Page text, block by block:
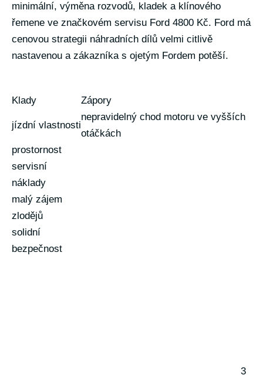
minimální, výměna rozvodů, kladek a klínového
řemene ve značkovém servisu Ford 4800 Kč. Ford má
cenovou strategii náhradních dílů velmi citlivě
nastavenou a zákazníka s ojetým Fordem potěší.
Klady Zápory
jízdní vlastnosti
nepravidelný chod motoru ve vyšších
otáčkách
prostornost
servisní
náklady
malý zájem
zlodějů
solidní
bezpečnost
3